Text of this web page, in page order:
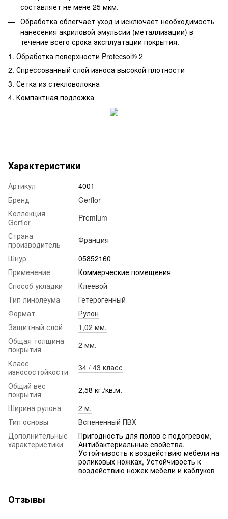
составляет не мене 25 мкм.
Обработка облегчает уход и исключает необходимость
нанесения акриловой эмульсии (металлизации) в
течение всего срока эксплуатации покрытия.
1. Обработка поверхности Protecsol® 2
2. Спрессованный слой износа высокой плотности
3. Сетка из стекловолокна
4. Компактная подложка
Характеристики
Артикул
4001
Бренд
Gerflor
Коллекция
Gerflor
Premium
Страна
производитель
Франция
Шнур
05852160
Применение
Коммерческие помещения
Способ укладки
Клеевой
Тип линолеума
Гетерогенный
Формат
Рулон
Защитный слой
1,02 мм.
Общая толщина
покрытия
2 мм.
Класс
износостойкости
34 / 43 класс
Общий вес
покрытия
2,58 кг./кв.м.
Ширина рулона
2 м.
Тип основы
Вспененный ПВХ
Дополнительные
характеристики
Пригодность для полов с подогревом,
Антибактериальные свойства,
Устойчивость к воздействию мебели на
роликовых ножках, Устойчивость к
воздействию ножек мебели и каблуков
Отзывы